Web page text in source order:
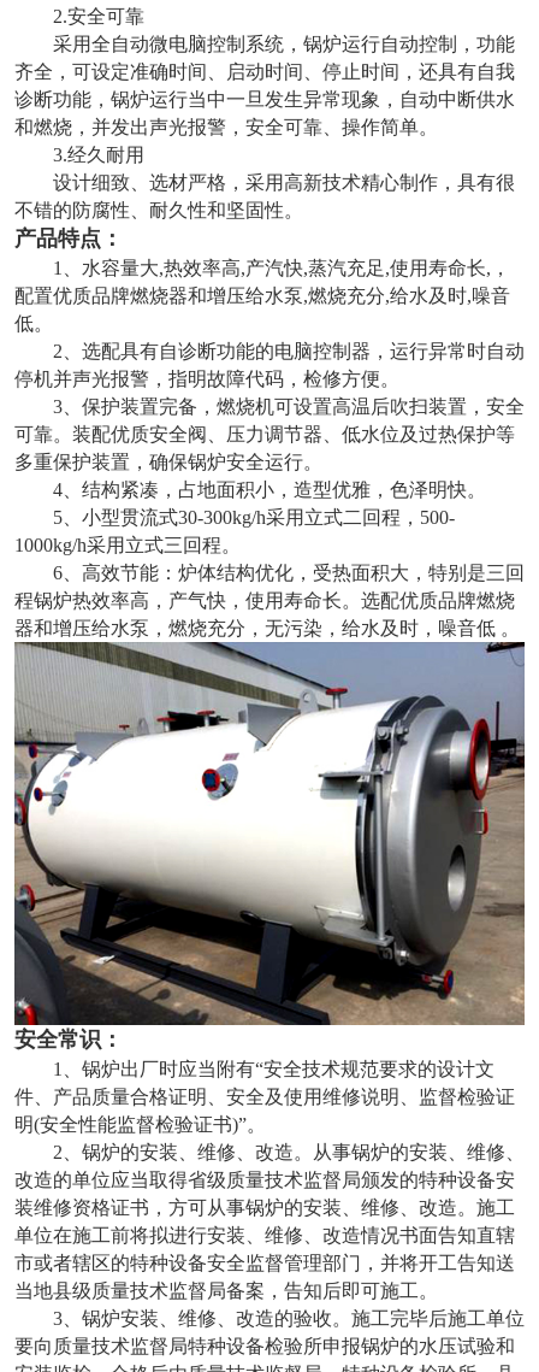
2.安全可靠
采用全自动微电脑控制系统，锅炉运行自动控制，功能
齐全，可设定准确时间、启动时间、停止时间，还具有自我
诊断功能，锅炉运行当中一旦发生异常现象，自动中断供水
和燃烧，并发出声光报警，安全可靠、操作简单。
3.经久耐用
设计细致、选材严格，采用高新技术精心制作，具有很
不错的防腐性、耐久性和坚固性。
产品特点：
1、水容量大,热效率高,产汽快,蒸汽充足,使用寿命长,，
配置优质品牌燃烧器和增压给水泵,燃烧充分,给水及时,噪音
低。
2、选配具有自诊断功能的电脑控制器，运行异常时自动
停机并声光报警，指明故障代码，检修方便。
3、保护装置完备，燃烧机可设置高温后吹扫装置，安全
可靠。装配优质安全阀、压力调节器、低水位及过热保护等
多重保护装置，确保锅炉安全运行。
4、结构紧凑，占地面积小，造型优雅，色泽明快。
5、小型贯流式30-300kg/h采用立式二回程，500-
1000kg/h采用立式三回程。
6、高效节能：炉体结构优化，受热面积大，特别是三回
程锅炉热效率高，产气快，使用寿命长。选配优质品牌燃烧
器和增压给水泵，燃烧充分，无污染，给水及时，噪音低 。
安全常识：
1、锅炉出厂时应当附有“安全技术规范要求的设计文
件、产品质量合格证明、安全及使用维修说明、监督检验证
明(安全性能监督检验证书)”。
2、锅炉的安装、维修、改造。从事锅炉的安装、维修、
改造的单位应当取得省级质量技术监督局颁发的特种设备安
装维修资格证书，方可从事锅炉的安装、维修、改造。施工
单位在施工前将拟进行安装、维修、改造情况书面告知直辖
市或者辖区的特种设备安全监督管理部门，并将开工告知送
当地县级质量技术监督局备案，告知后即可施工。
3、锅炉安装、维修、改造的验收。施工完毕后施工单位
要向质量技术监督局特种设备检验所申报锅炉的水压试验和